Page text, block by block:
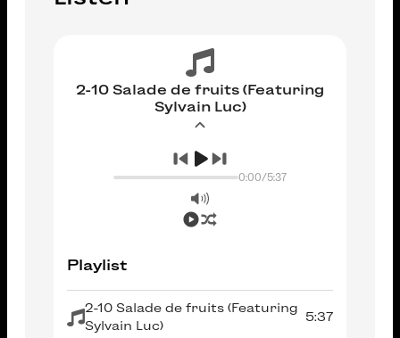
2-10 Salade de fruits (Featuring
Sylvain Luc)
0:00/5:37
Playlist
2-10 Salade de fruits (Featuring
Sylvain Luc)
5:37